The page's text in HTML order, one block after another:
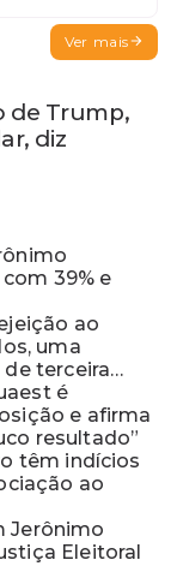
Ver mais
de Trump,
diz
39% e
ao
uma
terceira
é
e afirma
resultado”
têm indícios
ao
Jerônimo
Eleitoral